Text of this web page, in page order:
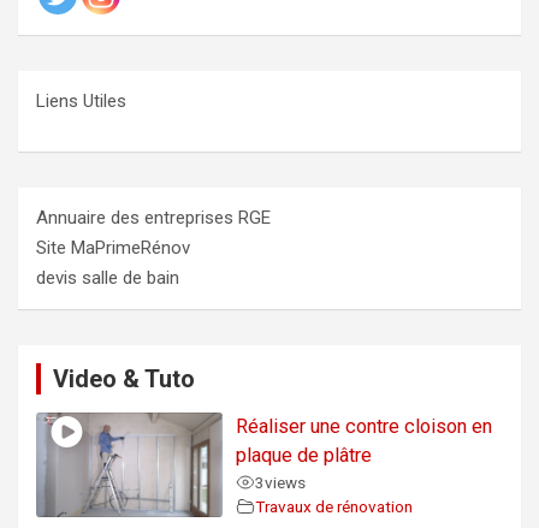
Liens Utiles
Annuaire des entreprises RGE
Site MaPrimeRénov
devis salle de bain
Video & Tuto
Réaliser une contre cloison en
plaque de plâtre
3views
Travaux de rénovation